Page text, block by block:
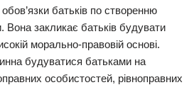
батьків по створенню
Вона закликає батьків будувати
морально-правовій основі.
будуватися батьками на
особистостей, рівноправних